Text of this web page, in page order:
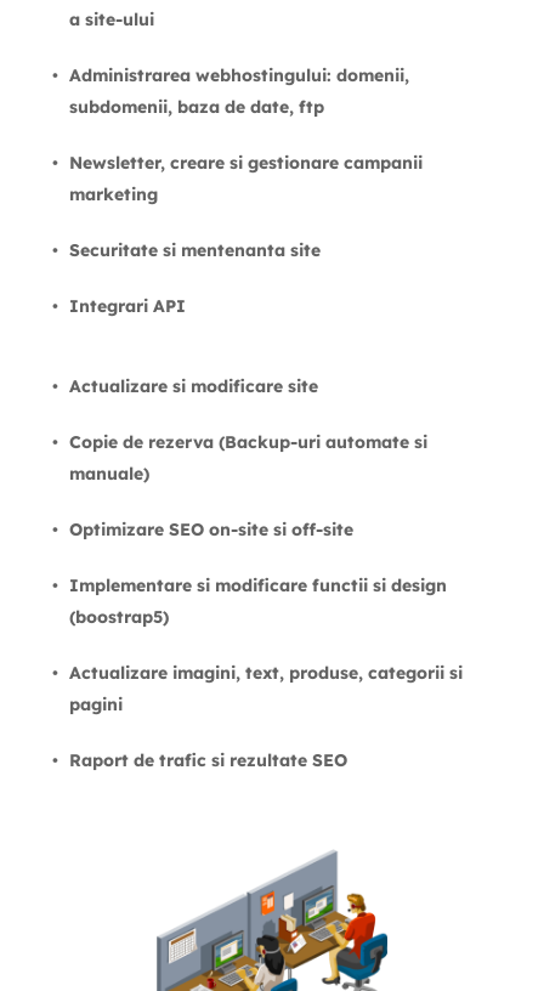
a site-ului
Administrarea webhostingului: domenii,
subdomenii, baza de date, ftp
Newsletter, creare si gestionare campanii
marketing
Securitate si mentenanta site
Integrari API
Actualizare si modificare site
Copie de rezerva (Backup-uri automate si
manuale)
Optimizare SEO on-site si off-site
Implementare si modificare functii si design
(boostrap5)
Actualizare imagini, text, produse, categorii si
pagini
Raport de trafic si rezultate SEO